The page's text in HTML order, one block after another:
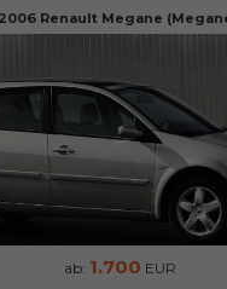
2006 Renault Megane
ab: 1.700 EUR